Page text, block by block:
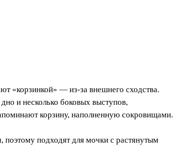
«корзинкой» — из-за внешнего сходства.
и несколько боковых выступов,
корзину, наполненную сокровищами.
подходят для мочки с растянутым